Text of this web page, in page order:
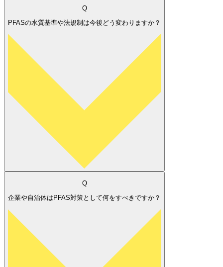
Q
PFASの水質基準や法規制は今後どう変わりますか？
Q
企業や自治体はPFAS対策として何をすべきですか？